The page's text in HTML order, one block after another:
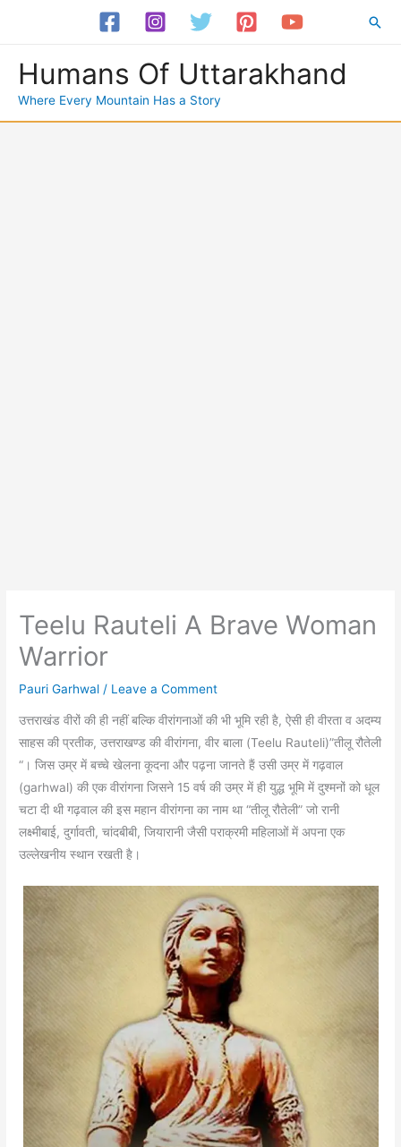
Humans Of Uttarakhand
Where Every Mountain Has a Story
Teelu Rauteli A Brave Woman
Warrior
Pauri Garhwal / Leave a Comment
उत्तराखंड वीरों की ही नहीं बल्कि वीरांगनाओं की भी भूमि रही है, ऐसी ही वीरता व अदम्य
साहस की प्रतीक, उत्तराखण्ड की वीरांगना, वीर बाला (Teelu Rauteli)”तीलू रौतेली
“। जिस उम्र में बच्चे खेलना कूदना और पढ़ना जानते हैं उसी उम्र में गढ़वाल
(garhwal) की एक वीरांगना जिसने 15 वर्ष की उम्र में ही युद्ध भूमि में दुश्मनों को धूल
चटा दी थी गढ़वाल की इस महान वीरांगना का नाम था “तीलू रौतेली” जो रानी
लक्ष्मीबाई, दुर्गावती, चांदबीबी, जियारानी जैसी पराक्रमी महिलाओं में अपना एक
उल्लेखनीय स्थान रखती है।